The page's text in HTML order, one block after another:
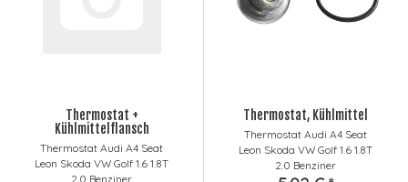
Thermostat +
Kühlmittelflansch
Thermostat Audi A4 Seat
Leon Skoda VW Golf 1.6 1.8T
2.0 Benziner
Thermostat, Kühlmittel
Thermostat Audi A4 Seat
Leon Skoda VW Golf 1.6 1.8T
2.0 Benziner